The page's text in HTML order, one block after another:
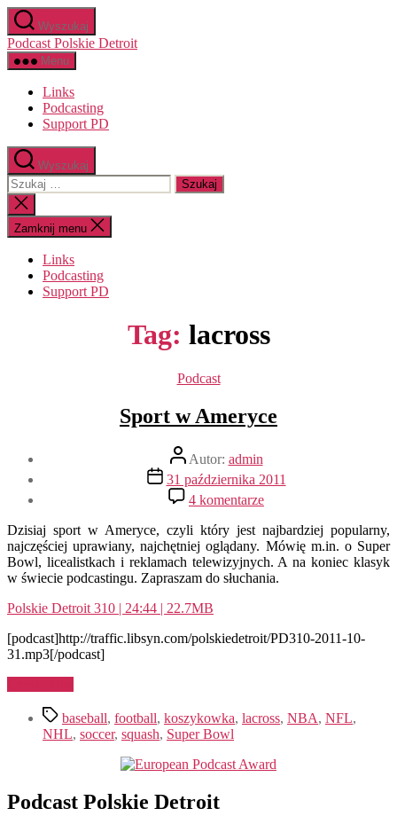
Przejdź
do
treści
Wyszukaj
Podcast Polskie Detroit
Menu
Links
Podcasting
Support PD
Wyszukaj
Szukaj:
Zamknij
wyszukiwanie
Zamknij menu
Links
Podcasting
Support PD
Tag: lacross
Kategorie
Podcast
Sport w Ameryce
Autor
wpisu
Autor: admin
Data
wpisu
31 października 2011
4 komentarze
Sport
w
Ameryce
Dzisiaj sport w Ameryce, czyli który jest najbardziej popularny,
najczęściej uprawiany, najchętniej oglądany. Mówię m.in. o Super
Bowl, licealistkach i reklamach telewizyjnych. A na koniec klasyk
w świecie podcastingu. Zapraszam do słuchania.
Polskie Detroit 310 | 24:44 | 22.7MB
[podcast]http://traffic.libsyn.com/polskiedetroit/PD310-2011-10-
31.mp3[/podcast]
Ameryce”
Tagibaseball, football, koszykowka, lacross, NBA, NFL,
NHL, soccer, squash, Super Bowl
Podcast Polskie Detroit